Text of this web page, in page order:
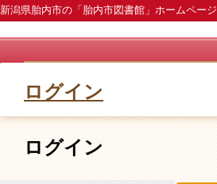
新潟県胎内市の「胎内市図書館」ホームページ
ログイン
ログイン